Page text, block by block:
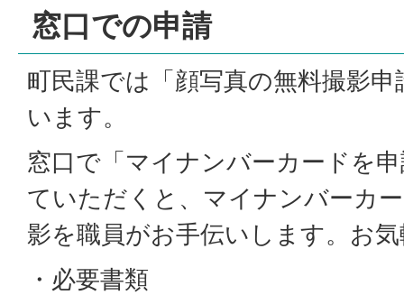
窓口での申請
町民課では「顔写真の無料撮影
います。
窓口で「マイナンバーカードを
ていただくと、マイナンバーカ
影を職員がお手伝いします。お
・必要書類